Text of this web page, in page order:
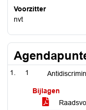
Voorzitter
nvt
1
Bijlagen